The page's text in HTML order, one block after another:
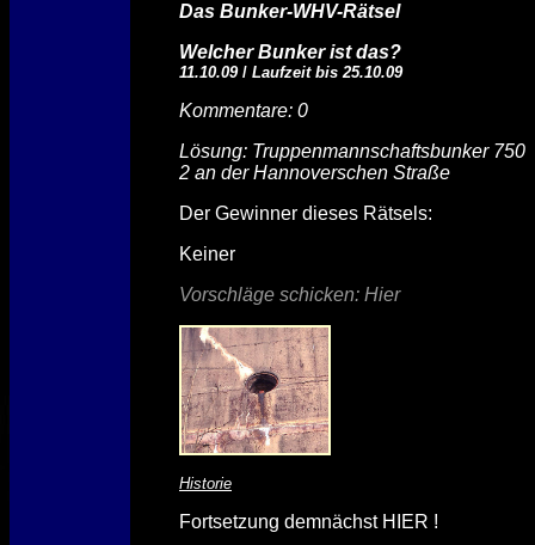
Das Bunker-WHV-Rätsel
Welcher Bunker ist das?
11.10.09 / Laufzeit bis 25.10.09
Kommentare: 0
Lösung: Truppenmannschaftsbunker 750
2 an der Hannoverschen Straße
Der Gewinner dieses Rätsels:
Keiner
Vorschläge schicken: Hier
Historie
Fortsetzung demnächst HIER !